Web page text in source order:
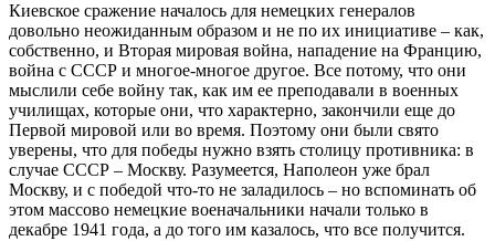
Киевское сражение началось для немецких генералов
довольно неожиданным образом и не по их инициативе – как,
собственно, и Вторая мировая война, нападение на Францию,
война с СССР и многое-многое другое. Все потому, что они
мыслили себе войну так, как им ее преподавали в военных
училищах, которые они, что характерно, закончили еще до
Первой мировой или во время. Поэтому они были свято
уверены, что для победы нужно взять столицу противника: в
случае СССР – Москву. Разумеется, Наполеон уже брал
Москву, и с победой что-то не заладилось – но вспоминать об
этом массово немецкие военачальники начали только в
декабре 1941 года, а до того им казалось, что все получится.